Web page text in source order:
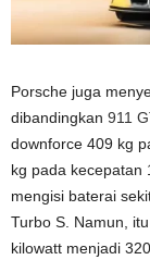
Porsche juga
dibandingkan 911
downforce 409 kg
kg pada kecepatan
mengisi baterai
Turbo S. Namun,
kilowatt menjadi